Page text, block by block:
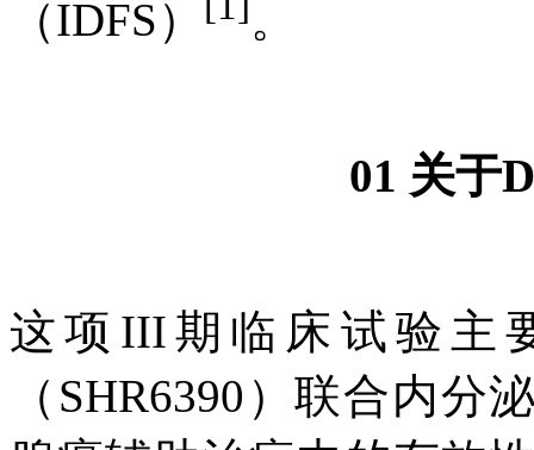
（IDFS）
。
01 关于
这项III期临床试验主
（SHR6390）联合内分